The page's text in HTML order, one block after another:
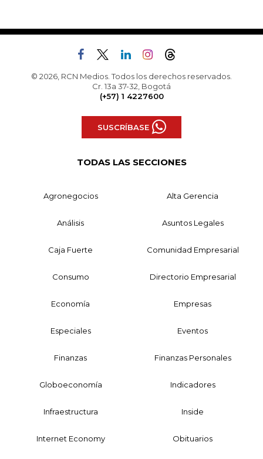
© 2026, RCN Medios. Todos los derechos reservados.
Cr. 13a 37-32, Bogotá
(+57) 1 4227600
SUSCRÍBASE
TODAS LAS SECCIONES
Agronegocios Alta Gerencia
Análisis Asuntos Legales
Caja Fuerte Comunidad Empresarial
Consumo Directorio Empresarial
Economía Empresas
Especiales Eventos
Finanzas Finanzas Personales
Globoeconomía Indicadores
Infraestructura Inside
Internet Economy Obituarios